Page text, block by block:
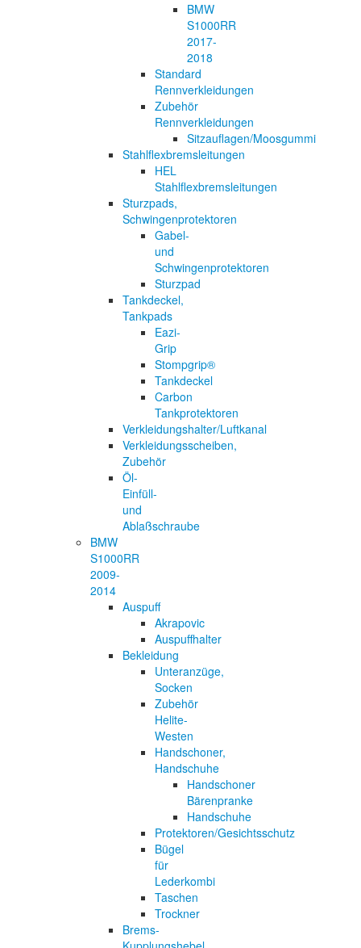
BMW
S1000RR
2017-
2018
Standard
Rennverkleidungen
Zubehör
Rennverkleidungen
Sitzauflagen/Moosgummi
Stahlflexbremsleitungen
HEL
Stahlflexbremsleitungen
Sturzpads,
Schwingenprotektoren
Gabel-
und
Schwingenprotektoren
Sturzpad
Tankdeckel,
Tankpads
Eazi-
Grip
Stompgrip®
Tankdeckel
Carbon
Tankprotektoren
Verkleidungshalter/Luftkanal
Verkleidungsscheiben,
Zubehör
Öl-
Einfüll-
und
Ablaßschraube
BMW
S1000RR
2009-
2014
Auspuff
Akrapovic
Auspuffhalter
Bekleidung
Unteranzüge,
Socken
Zubehör
Helite-
Westen
Handschoner,
Handschuhe
Handschoner
Bärenpranke
Handschuhe
Protektoren/Gesichtsschutz
Bügel
für
Lederkombi
Taschen
Trockner
Brems-